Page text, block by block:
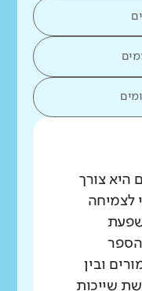
היא צורך
לצמיחה
ובין
שייכות